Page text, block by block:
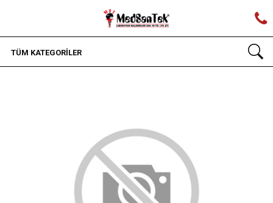
TÜM KATEGORİLER